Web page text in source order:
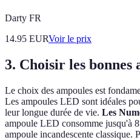
Darty FR
14.95 EURVoir le prix
3. Choisir les bonnes
Le choix des ampoules est
Les ampoules LED sont idéales
leur longue durée de vie. Les
ampoule LED consomme jusqu'à
ampoule incandescente classique.